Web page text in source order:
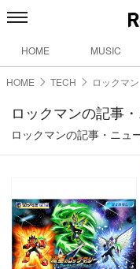
HOME MUSIC
HOME TECH ロックマン
ロックマンの記事
ロックマンの記事・ニュ